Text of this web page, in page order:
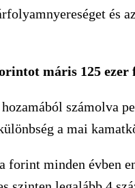
és
máris 125
számolva
a mai
forint minden évben